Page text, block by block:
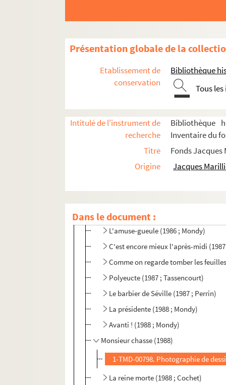
Présentation globale de la
Etablissement de
conservation
Bibliothèque
Tous
Intitulé de l'instrument de
recherche
Bibliothèque
Inventaire du
Titre
Fonds
Origine
Jacques
Dans le document :
Le Journal d'Anne Frank (1985 ;
Turlututu (1985 ; Cisife)
Le sexe faible (1985 ; Cochet)
N'écoutez pas Mesdames ! (1985 ;
La prise de Berg-op-Zoom (1985 ;
Le tombeur (1986 ; Moreau)
Horace (1986 ; Tassencourt)
Violences (1986 ; Ackerman)
L'amuse-gueule (1986 ; Mondy)
C'est encore mieux l'après-midi
Comme on regarde tomber les
Polyeucte (1987 ; Tassencourt)
Le barbier de Séville (1987 ; Perrin)
La présidente (1988 ; Mondy)
Avanti ! (1988 ; Mondy)
Monsieur chasse (1988)
1-TMD-00798. Photographie de
La reine morte (1988 ; Cochet)